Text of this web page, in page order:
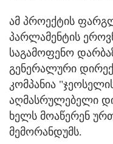
ამ პროექტის
პარლამენტის
საგამოფენო
გენერალური
კომპანია
აღმასრულებელი
ხელს მოაწერენ
მემორანდუმს.